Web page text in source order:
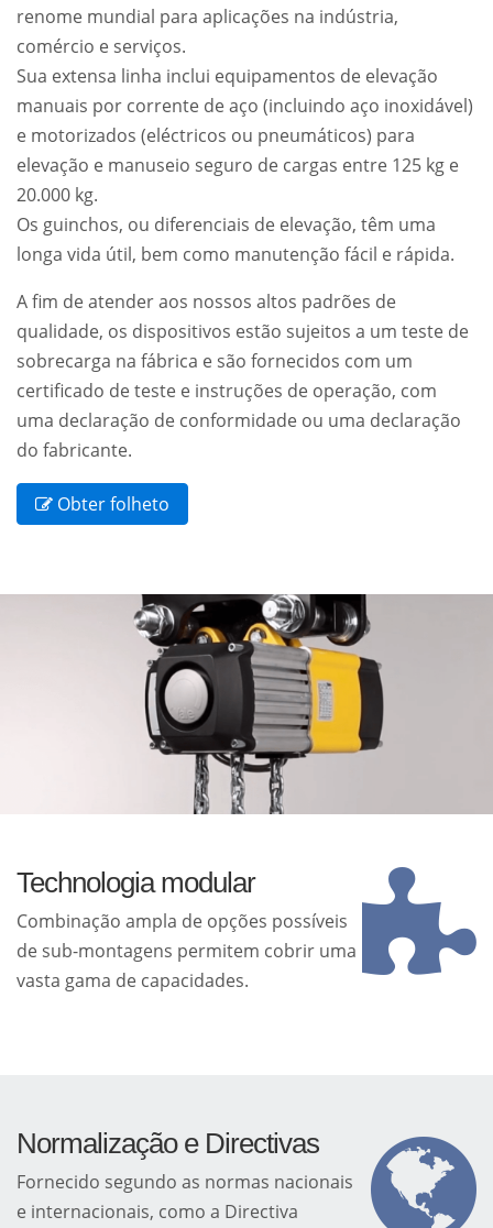
renome mundial para aplicações na indústria,
comércio e serviços.
Sua extensa linha inclui equipamentos de elevação
manuais por corrente de aço (incluindo aço inoxidável)
e motorizados (eléctricos ou pneumáticos) para
elevação e manuseio seguro de cargas entre 125 kg e
20.000 kg.
Os guinchos, ou diferenciais de elevação, têm uma
longa vida útil, bem como manutenção fácil e rápida.
A fim de atender aos nossos altos padrões de
qualidade, os dispositivos estão sujeitos a um teste de
sobrecarga na fábrica e são fornecidos com um
certificado de teste e instruções de operação, com
uma declaração de conformidade ou uma declaração
do fabricante.
Obter folheto
Technologia modular
Combinação ampla de opções possíveis
de sub-montagens permitem cobrir uma
vasta gama de capacidades.
Normalização e Directivas
Fornecido segundo as normas nacionais
e internacionais, como a Directiva